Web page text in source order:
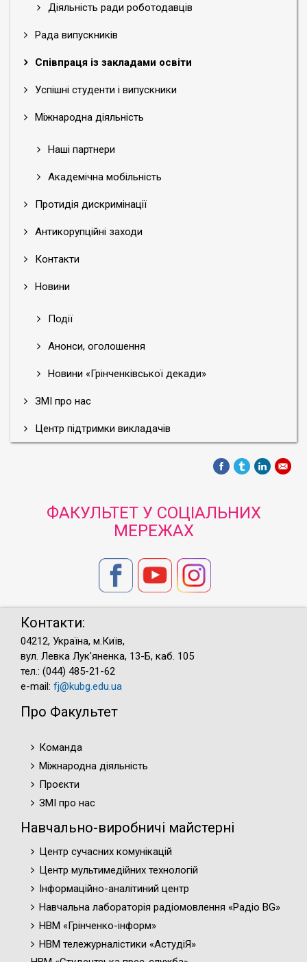
Діяльність ради роботодавців
Рада випускників
Співпраця із закладами освіти
Успішні студенти і випускники
Міжнародна діяльність
Наші партнери
Академічна мобільність
Протидія дискримінації
Антикорупційні заходи
Контакти
Новини
Події
Анонси, оголошення
Новини «Грінченківської декади»
ЗМІ про нас
Центр підтримки викладачів
ФАКУЛЬТЕТ У СОЦІАЛЬНИХ
МЕРЕЖАХ
Контакти:
04212, Україна, м.Київ,
вул. Левка Лук'яненка, 13-Б, каб. 105
тел.: (044) 485-21-62
e-mail: fj@kubg.edu.ua
Про Факультет
Команда
Міжнародна діяльність
Проєкти
ЗМІ про нас
Навчально-виробничі майстерні
Центр сучасних комунікацій
Центр мультимедійних технологій
Інформаційно-аналітиний центр
Навчальна лабораторія радіомовлення «Радіо BG»
НВМ «Грінченко-інформ»
НВМ тележурналістики «АстудіЯ»